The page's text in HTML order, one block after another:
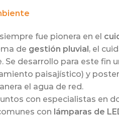
siempre fue pionera en el
de gestión pluvial, el
Se desarrollo para este fin
paisajístico) y
el agua de red.
con especialistas en
con lámparas de